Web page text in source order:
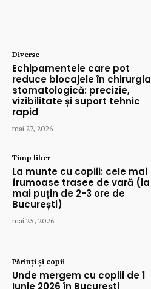
Diverse
Echipamentele care pot
reduce blocajele în chirurgia
stomatologică: precizie,
vizibilitate și suport tehnic
rapid
mai 27, 2026
Timp liber
La munte cu copiii: cele mai
frumoase trasee de vară (la
mai puțin de 2-3 ore de
București)
mai 25, 2026
Părinți și copii
Unde mergem cu copiii de 1
Iunie 2026 în București